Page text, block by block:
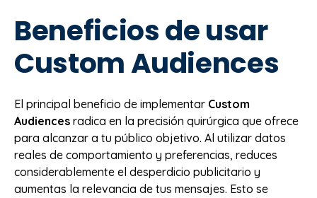
Beneficios de usar
Custom Audiences
El principal beneficio de implementar Custom
Audiences radica en la precisión quirúrgica que ofrece
para alcanzar a tu público objetivo. Al utilizar datos
reales de comportamiento y preferencias, reduces
considerablemente el desperdicio publicitario y
aumentas la relevancia de tus mensajes. Esto se